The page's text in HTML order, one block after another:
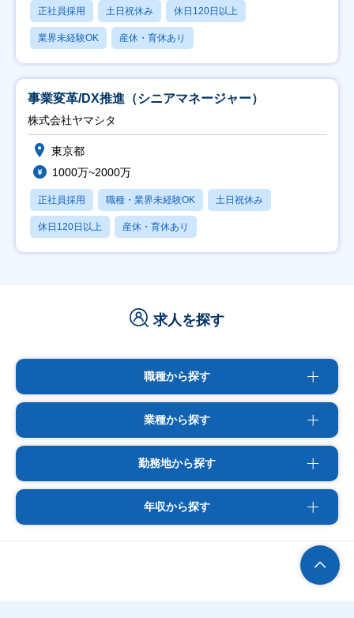
正社員採用 土日祝休み 休日120日以上
業界未経験OK 産休・育休あり
事業変革/DX推進（シニアマネージャー）
株式会社ヤマシタ
東京都
1000万~2000万
正社員採用 職種・業界未経験OK 土日祝休み
休日120日以上 産休・育休あり
求人を探す
職種から探す
業種から探す
勤務地から探す
年収から探す